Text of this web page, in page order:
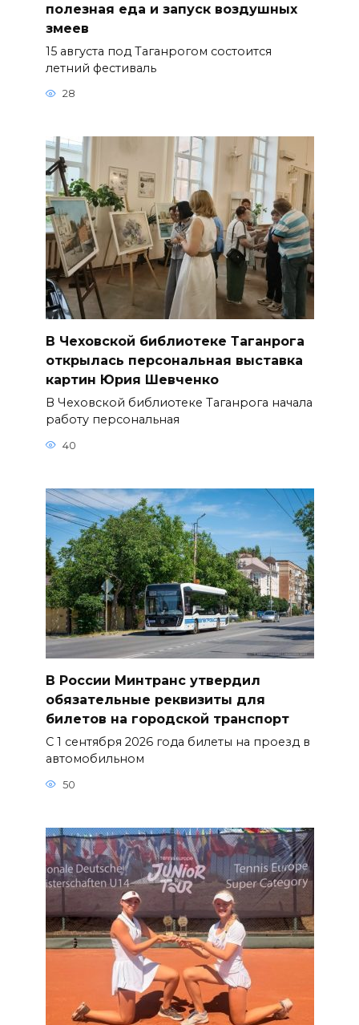
полезная еда и запуск воздушных
змеев
15 августа под Таганрогом состоится
летний фестиваль
28
В Чеховской библиотеке Таганрога
открылась персональная выставка
картин Юрия Шевченко
В Чеховской библиотеке Таганрога начала
работу персональная
40
В России Минтранс утвердил
обязательные реквизиты для
билетов на городской транспорт
С 1 сентября 2026 года билеты на проезд в
автомобильном
50